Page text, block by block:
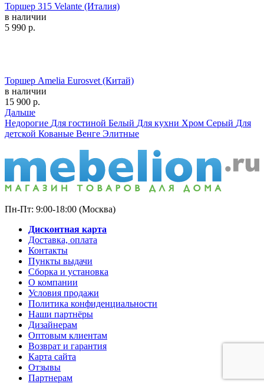
Торшер 315 Velante (Италия)
в наличии
5 990 р.
Торшер Amelia Eurosvet (Китай)
в наличии
15 900 р.
Дальше
Недорогие Для гостиной Белый Для кухни Хром Серый Для
детской Кованые Венге Элитные
Пн-Пт: 9:00-18:00 (Москва)
Дисконтная карта
Доставка, оплата
Контакты
Пункты выдачи
Сборка и установка
О компании
Условия продажи
Политика конфиденциальности
Наши партнёры
Дизайнерам
Оптовым клиентам
Возврат и гарантия
Карта сайта
Отзывы
Партнерам